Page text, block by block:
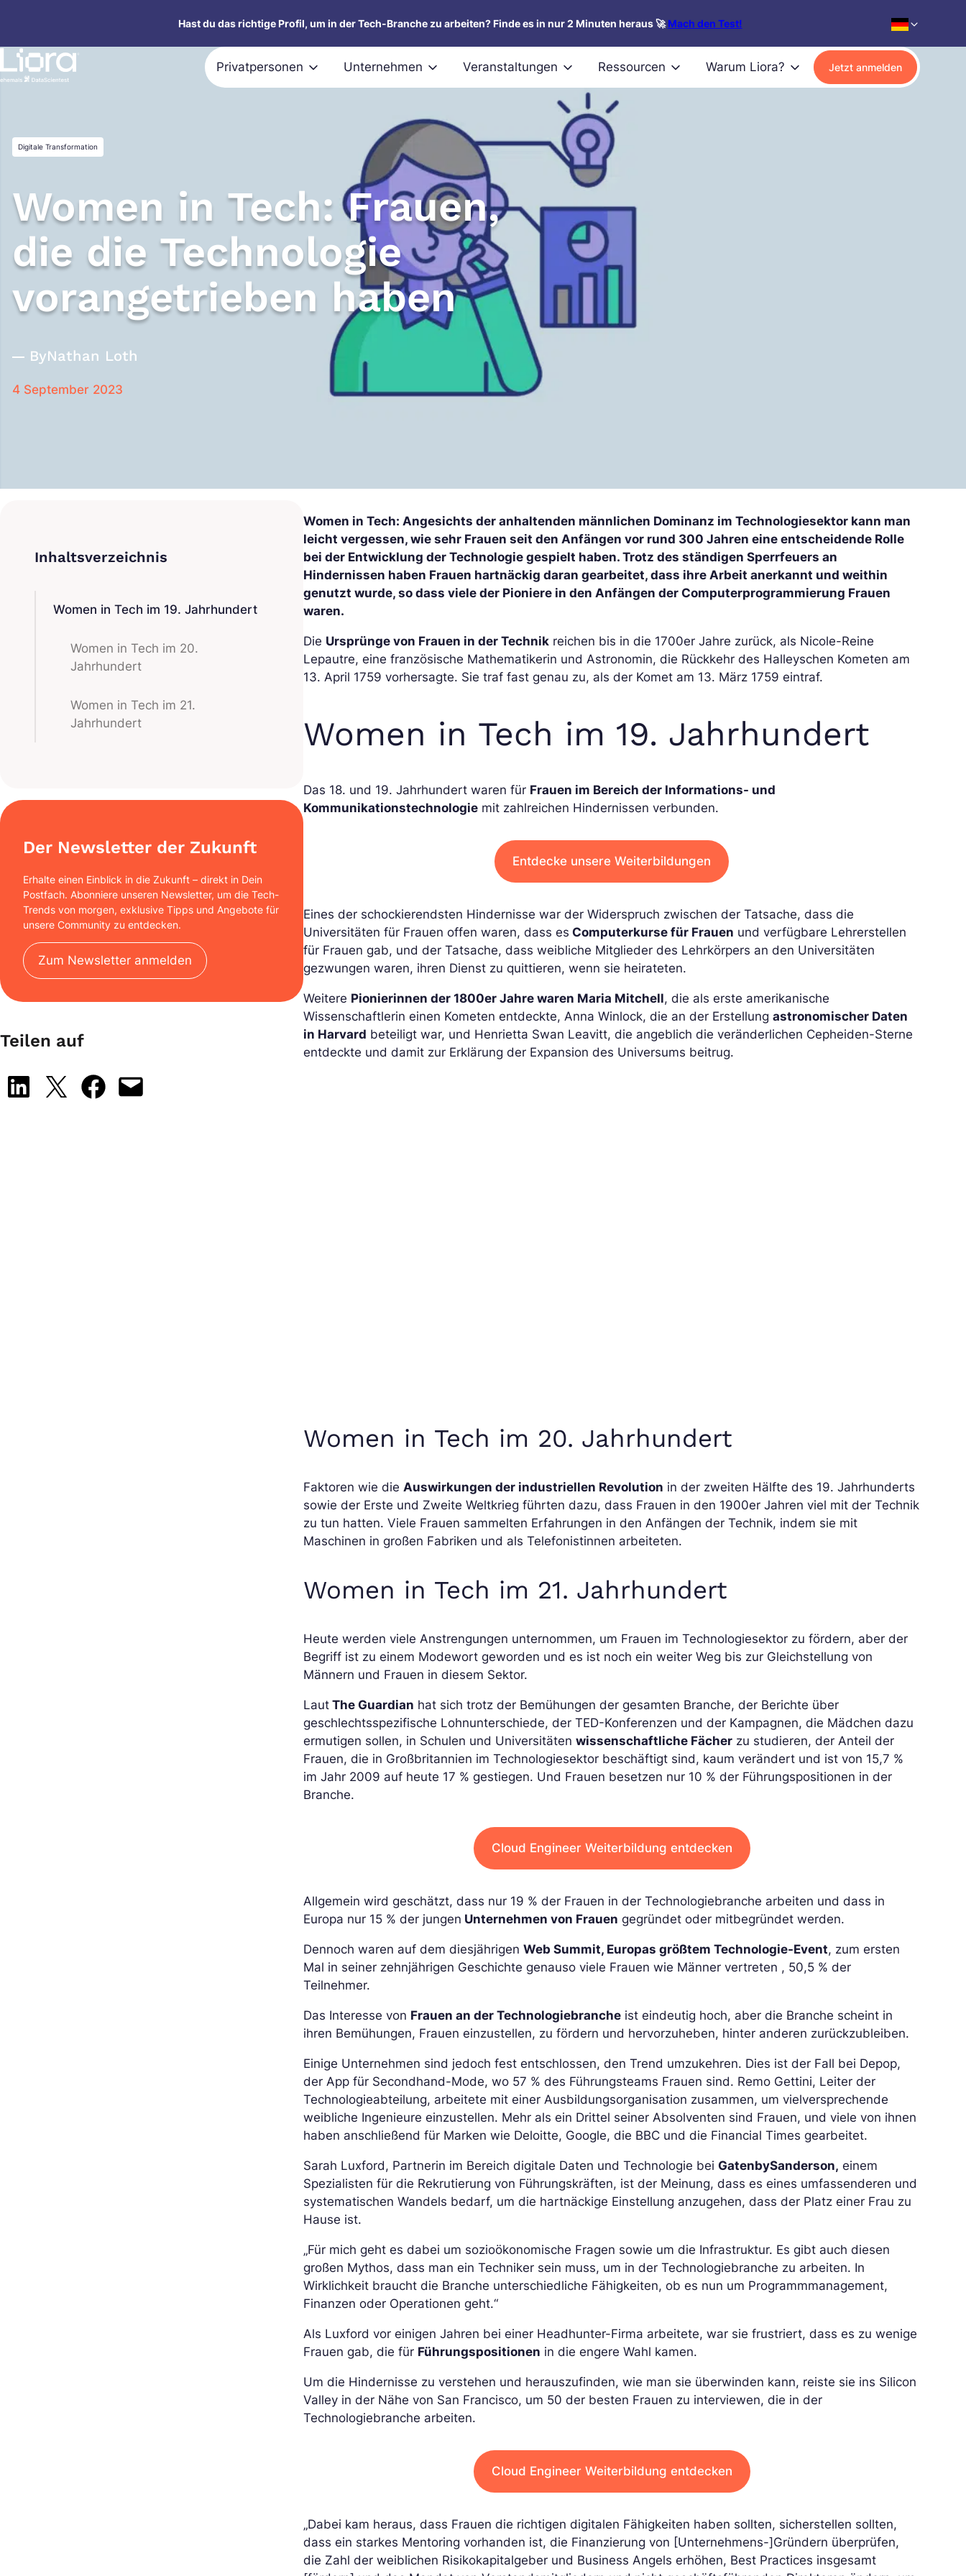
springen
Hast du das richtige Profil, um in der Tech-Branche zu arbeiten? Finde es in nur 2 Minuten heraus 🚀Mach den Test!
Privatpersonen Unternehmen Veranstaltungen Ressourcen Warum Liora? Jetzt anmelden
Digitale Transformation
Women in Tech: Frauen,
die die Technologie
vorangetrieben haben
ByNathan Loth
4 September 2023
Women in Tech im 19. Jahrhundert
Women in Tech im 20.
Jahrhundert
Women in Tech im 21.
Jahrhundert
Der Newsletter der Zukunft
Erhalte einen Einblick in die Zukunft – direkt in Dein
Postfach. Abonniere unseren Newsletter, um die Tech-
Trends von morgen, exklusive Tipps und Angebote für
unsere Community zu entdecken.
Zum Newsletter anmelden
Teilen auf
Share on LinkedIn
Share on X Share on Facebook
Email this Page
Women in Tech: Angesichts der anhaltenden männlichen Dominanz im Technologiesektor kann man
leicht vergessen, wie sehr Frauen seit den Anfängen vor rund 300 Jahren eine entscheidende Rolle
bei der Entwicklung der Technologie gespielt haben. Trotz des ständigen Sperrfeuers an
Hindernissen haben Frauen hartnäckig daran gearbeitet, dass ihre Arbeit anerkannt und weithin
genutzt wurde, so dass viele der Pioniere in den Anfängen der Computerprogrammierung Frauen
waren.
Die Ursprünge von Frauen in der Technik reichen bis in die 1700er Jahre zurück, als Nicole-Reine
Lepautre, eine französische Mathematikerin und Astronomin, die Rückkehr des Halleyschen Kometen am
13. April 1759 vorhersagte. Sie traf fast genau zu, als der Komet am 13. März 1759 eintraf.
Women in Tech im 19. Jahrhundert
Das 18. und 19. Jahrhundert waren für Frauen im Bereich der Informations- und
Kommunikationstechnologie mit zahlreichen Hindernissen verbunden.
Entdecke unsere Weiterbildungen
Eines der schockierendsten Hindernisse war der Widerspruch zwischen der Tatsache, dass die
Universitäten für Frauen offen waren, dass es Computerkurse für Frauen und verfügbare Lehrerstellen
für Frauen gab, und der Tatsache, dass weibliche Mitglieder des Lehrkörpers an den Universitäten
gezwungen waren, ihren Dienst zu quittieren, wenn sie heirateten.
Weitere Pionierinnen der 1800er Jahre waren Maria Mitchell, die als erste amerikanische
Wissenschaftlerin einen Kometen entdeckte, Anna Winlock, die an der Erstellungastronomischer Daten
in Harvard beteiligt war, und Henrietta Swan Leavitt, die angeblich die veränderlichen Cepheiden-Sterne
entdeckte und damit zur Erklärung der Expansion des Universums beitrug.
Women in Tech im 20. Jahrhundert
Faktoren wie dieAuswirkungen der industriellen Revolution in der zweiten Hälfte des 19. Jahrhunderts
sowie der Erste und Zweite Weltkrieg führten dazu, dass Frauen in den 1900er Jahren viel mit der Technik
zu tun hatten. Viele Frauen sammelten Erfahrungen in den Anfängen der Technik, indem sie mit
Maschinen in großen Fabriken und als Telefonistinnen arbeiteten.
Women in Tech im 21. Jahrhundert
Heute werden viele Anstrengungen unternommen, um Frauen im Technologiesektor zu fördern, aber der
Begriff ist zu einem Modewort geworden und es ist noch ein weiter Weg bis zur Gleichstellung von
Männern und Frauen in diesem Sektor.
Laut The Guardian hat sich trotz der Bemühungen der gesamten Branche, der Berichte über
geschlechtsspezifische Lohnunterschiede, der TED-Konferenzen und der Kampagnen, die Mädchen dazu
ermutigen sollen, in Schulen und Universitätenwissenschaftliche Fächer zu studieren, der Anteil der
Frauen, die in Großbritannien im Technologiesektor beschäftigt sind, kaum verändert und ist von 15,7 %
im Jahr 2009 auf heute 17 % gestiegen. Und Frauen besetzen nur 10 % der Führungspositionen in der
Branche.
Cloud Engineer Weiterbildung entdecken
Allgemein wird geschätzt, dass nur 19 % der Frauen in der Technologiebranche arbeiten und dass in
Europa nur 15 % der jungen Unternehmen von Frauen gegründet oder mitbegründet werden.
Dennoch waren auf dem diesjährigenWeb Summit, Europas größtem Technologie-Event, zum ersten
Mal in seiner zehnjährigen Geschichte genauso viele Frauen wie Männer vertreten , 50,5 % der
Teilnehmer.
Das Interesse von Frauen an der Technologiebranche ist eindeutig hoch, aber die Branche scheint in
ihren Bemühungen, Frauen einzustellen, zu fördern und hervorzuheben, hinter anderen zurückzubleiben.
Einige Unternehmen sind jedoch fest entschlossen, den Trend umzukehren. Dies ist der Fall bei Depop,
der App für Secondhand-Mode, wo 57 % des Führungsteams Frauen sind. Remo Gettini, Leiter der
Technologieabteilung, arbeitete mit einer Ausbildungsorganisation zusammen, um vielversprechende
weibliche Ingenieure einzustellen. Mehr als ein Drittel seiner Absolventen sind Frauen, und viele von ihnen
haben anschließend für Marken wie Deloitte, Google, die BBC und die Financial Times gearbeitet.
Sarah Luxford, Partnerin im Bereich digitale Daten und Technologie beiGatenbySanderson, einem
Spezialisten für die Rekrutierung von Führungskräften, ist der Meinung, dass es eines umfassenderen und
systematischen Wandels bedarf, um die hartnäckige Einstellung anzugehen, dass der Platz einer Frau zu
Hause ist.
„Für mich geht es dabei um sozioökonomische Fragen sowie um die Infrastruktur. Es gibt auch diesen
großen Mythos, dass man ein Techniker sein muss, um in der Technologiebranche zu arbeiten. In
Wirklichkeit braucht die Branche unterschiedliche Fähigkeiten, ob es nun um Programmmanagement,
Finanzen oder Operationen geht.“
Als Luxford vor einigen Jahren bei einer Headhunter-Firma arbeitete, war sie frustriert, dass es zu wenige
Frauen gab, die für Führungspositionen in die engere Wahl kamen.
Um die Hindernisse zu verstehen und herauszufinden, wie man sie überwinden kann, reiste sie ins Silicon
Valley in der Nähe von San Francisco, um 50 der besten Frauen zu interviewen, die in der
Technologiebranche arbeiten.
Cloud Engineer Weiterbildung entdecken
„Dabei kam heraus, dass Frauen die richtigen digitalen Fähigkeiten haben sollten, sicherstellen sollten,
dass ein starkes Mentoring vorhanden ist, die Finanzierung von [Unternehmens-]Gründern überprüfen,
die Zahl der weiblichen Risikokapitalgeber und Business Angels erhöhen, Best Practices insgesamt